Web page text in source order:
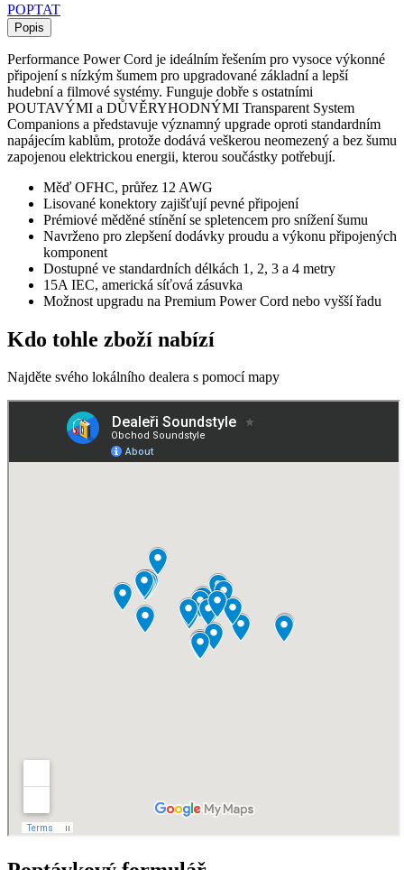
POPTAT
Popis
Performance Power Cord je ideálním řešením pro vysoce výkonné
připojení s nízkým šumem pro upgradované základní a lepší
hudební a filmové systémy. Funguje dobře s ostatními
POUTAVÝMI a DŮVĚRYHODNÝMI Transparent System
Companions a představuje významný upgrade oproti standardním
napájecím kablům, protože dodává veškerou neomezený a bez šumu
zapojenou elektrickou energii, kterou součástky potřebují.
Měď OFHC, průřez 12 AWG
Lisované konektory zajišťují pevné připojení
Prémiové měděné stínění se spletencem pro snížení šumu
Navrženo pro zlepšení dodávky proudu a výkonu připojených
komponent
Dostupné ve standardních délkách 1, 2, 3 a 4 metry
15A IEC, americká síťová zásuvka
Možnost upgradu na Premium Power Cord nebo vyšší řadu
Kdo tohle zboží nabízí
Najděte svého lokálního dealera s pomocí mapy